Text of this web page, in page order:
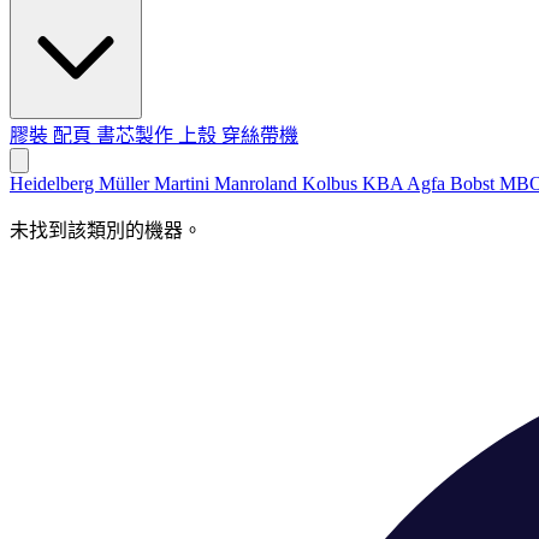
膠裝 配頁 書芯製作 上殼 穿絲帶機
Heidelberg Müller Martini Manroland Kolbus KBA Agfa Bobst
未找到該類別的機器。